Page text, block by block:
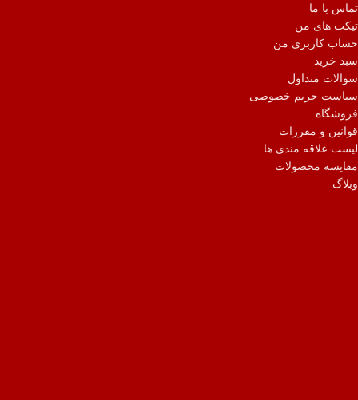
تماس با ما
تیکت های من
حساب کاربری من
سبد خرید
سوالات متداول
سیاست حریم خصوصی
فروشگاه
قوانین و مقررات
لیست علاقه مندی ها
مقایسه محصولات
وبلاگ